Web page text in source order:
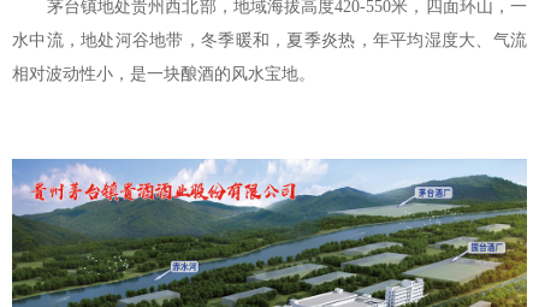
茅台镇地处贵州西北部，地域海拔高度420-550米，四面环山，一
水中流，地处河谷地带，冬季暖和，夏季炎热，年平均湿度大、气流
相对波动性小，是一块酿酒的风水宝地。